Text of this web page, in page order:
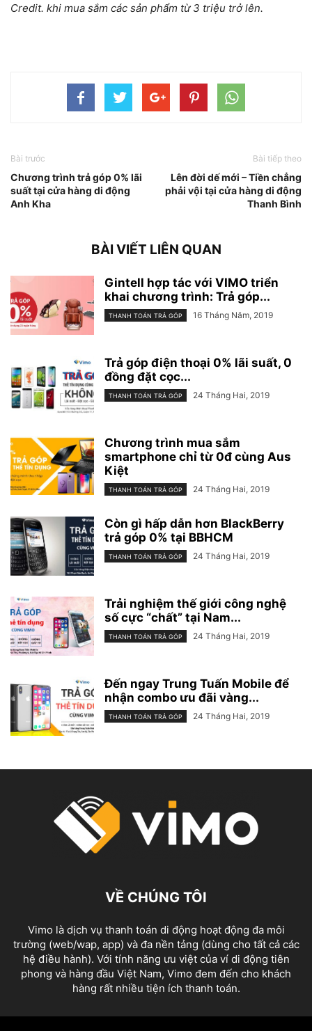
Credit. khi mua sắm các sản phẩm từ 3 triệu trở lên.
Bài trước
Chương trình trả góp 0% lãi
suất tại cửa hàng di động
Anh Kha
Bài tiếp theo
Lên đời dế mới – Tiền chẳng
phải vội tại cửa hàng di động
Thanh Bình
BÀI VIẾT LIÊN QUAN
Gintell hợp tác với VIMO triển
khai chương trình: Trả góp...
THANH TOÁN TRẢ GÓP 16 Tháng Năm, 2019
Trả góp điện thoại 0% lãi suất, 0
đồng đặt cọc...
THANH TOÁN TRẢ GÓP 24 Tháng Hai, 2019
Chương trình mua sắm
smartphone chỉ từ 0đ cùng Aus
Kiệt
THANH TOÁN TRẢ GÓP 24 Tháng Hai, 2019
Còn gì hấp dẫn hơn BlackBerry
trả góp 0% tại BBHCM
THANH TOÁN TRẢ GÓP 24 Tháng Hai, 2019
Trải nghiệm thế giới công nghệ
số cực “chất” tại Nam...
THANH TOÁN TRẢ GÓP 24 Tháng Hai, 2019
Đến ngay Trung Tuấn Mobile để
nhận combo ưu đãi vàng...
THANH TOÁN TRẢ GÓP 24 Tháng Hai, 2019
VỀ CHÚNG TÔI
Vimo là dịch vụ thanh toán di động hoạt động đa môi
trường (web/wap, app) và đa nền tảng (dùng cho tất cả các
hệ điều hành). Với tính năng ưu việt của ví di động tiên
phong và hàng đầu Việt Nam, Vimo đem đến cho khách
hàng rất nhiều tiện ích thanh toán.